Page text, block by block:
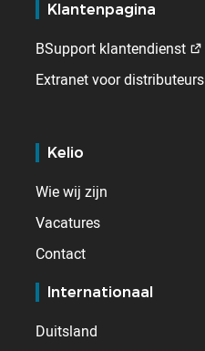
Klantenpagina
BSupport klantendienst
Extranet voor distributeurs
Kelio
Wie wij zijn
Vacatures
Contact
Internationaal
Duitsland